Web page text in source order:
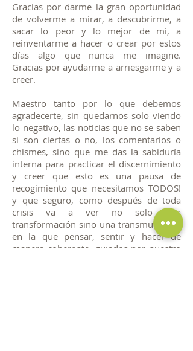
Gracias por darme la gran oportunidad
de volverme a mirar, a descubrirme, a
sacar lo peor y lo mejor de mi, a
reinventarme a hacer o crear por estos
días algo que nunca me imagine.
Gracias por ayudarme a arriesgarme y a
creer.
Maestro tanto por lo que debemos
agradecerte, sin quedarnos solo viendo
lo negativo, las noticias que no se saben
si son ciertas o no, los comentarios o
chismes, sino que me das la sabiduría
interna para practicar el discernimiento
y creer que esto es una pausa de
recogimiento que necesitamos TODOS!
y que seguro, como después de toda
crisis va a ver no solo una
transformación sino una transmutación,
en la que pensar, sentir y hacer de
manera coherente, guiados por nuestro